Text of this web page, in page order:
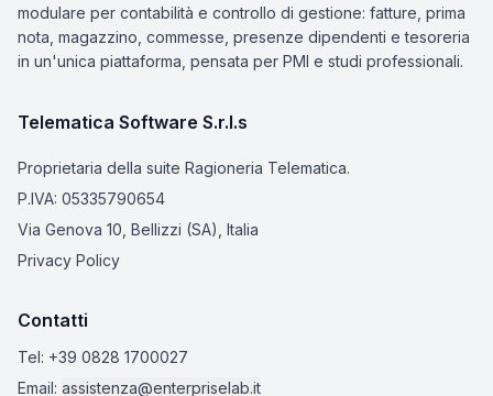
modulare per contabilità e controllo di gestione: fatture, prima
nota, magazzino, commesse, presenze dipendenti e tesoreria
in un'unica piattaforma, pensata per PMI e studi professionali.
Telematica Software S.r.l.s
Proprietaria della suite Ragioneria Telematica.
P.IVA: 05335790654
Via Genova 10, Bellizzi (SA), Italia
Privacy Policy
Contatti
Tel: +39 0828 1700027
Email: assistenza@enterpriselab.it